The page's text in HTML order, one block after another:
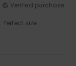
Verified purchase
: Perfect size